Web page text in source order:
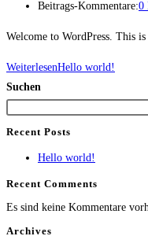
Beitrags-Kommentare:0
Welcome to WordPress. This
WeiterlesenHello world!
Suchen
Recent Posts
Hello world!
Recent Comments
Es sind keine Kommentare
Archives